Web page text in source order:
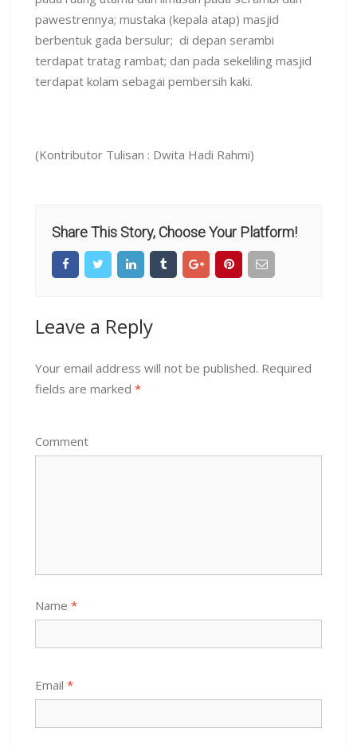
pawestrennya; mustaka (kepala atap) masjid
berbentuk gada bersulur; di depan serambi
terdapat tratag rambat; dan pada sekeliling masjid
terdapat kolam sebagai pembersih kaki.
(Kontributor Tulisan : Dwita Hadi Rahmi)
Share This Story, Choose Your Platform!
Leave a Reply
Your email address will not be published. Required
fields are marked *
Comment
Name *
Email *